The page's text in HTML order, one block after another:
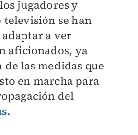
jugadores y
televisión se han
a ver
aficionados, ya
de las medidas que
en marcha para
del
.